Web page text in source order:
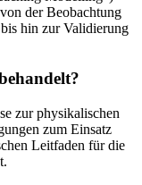
der Beobachtung
hin zur Validierung
zur physikalischen
zum Einsatz
Leitfaden für die